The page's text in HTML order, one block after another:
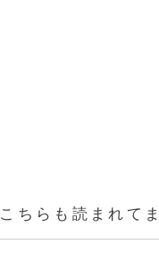
こちらも読まれて